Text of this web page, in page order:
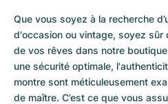
Que vous soyez à la recherche
d'occasion ou vintage, soyez
de vos rêves dans notre
une sécurité optimale,
montre sont méticuleusement
de maître. C’est ce que vous